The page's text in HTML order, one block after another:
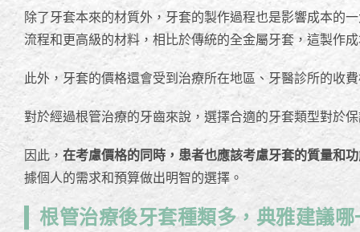
除了牙套本來的材質外，牙套的製作過程也是影響成本的
流程和更高級的材料，相比於傳統的全金屬牙套，這製作
此外，牙套的價格還會受到治療所在地區、牙醫診所的收
對於經過根管治療的牙齒來說，選擇合適的牙套類型對於
因此， 在考慮價格的同時，患者也應該考慮牙套的質量和
據個人的需求和預算做出明智的選擇。
根管治療後牙套種類多，典雅建議哪